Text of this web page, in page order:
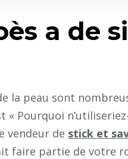
a de
la peau sont
Pourquoi
vendeur de stick et
faire partie de votre